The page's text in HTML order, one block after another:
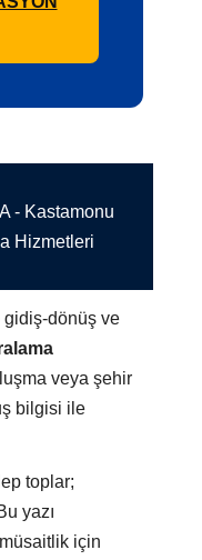
- Kastamonu
Hizmetleri
gidiş-dönüş ve
veya şehir
bilgisi ile
toplar;
yazı
için